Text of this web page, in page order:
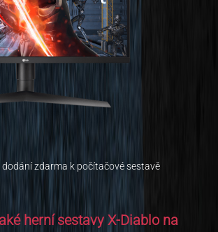
zdarma k počítačové sestavě
herní sestavy X-Diablo na